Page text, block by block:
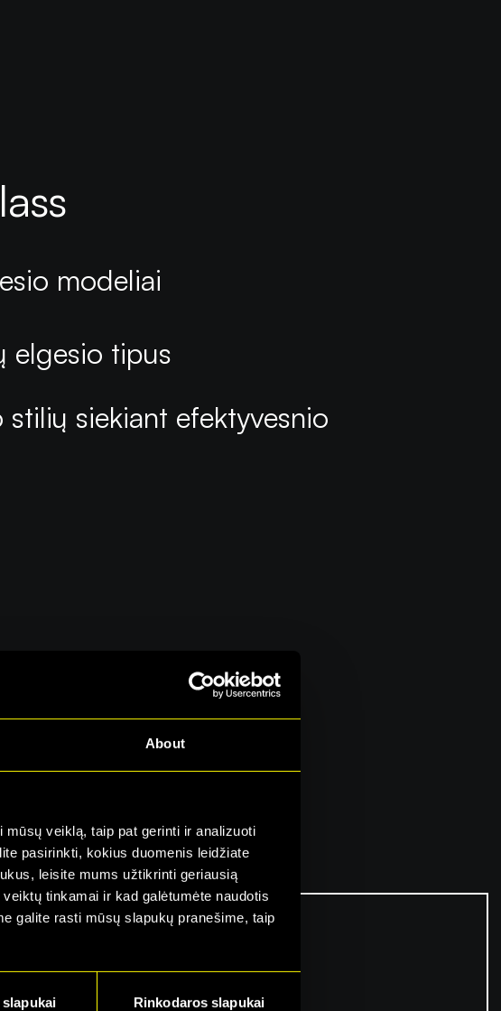
About
veiklą, taip pat gerinti ir analizuoti
pasirinkti, kokius duomenis leidžiate
leisite mums užtikrinti geriausią
tinkamai ir kad galėtumėte naudotis
galite rasti mūsų slapukų pranešime, taip
Rinkodaros slapukai
modeliai
elgesio tipus
siekiant efektyvesnio
žiūrėti su